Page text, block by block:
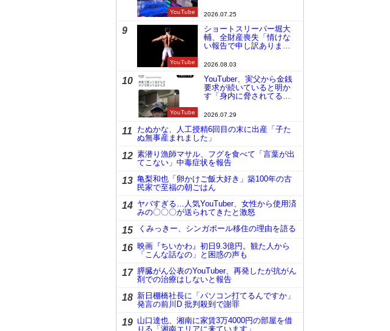
YouTube 2026.07.25
9
YouTube
ショートスリーパー堀大
輔、全財産喪失「情けな
い報告で申し訳ありませ
2026.08.03
10
YouTube
YouTuber、実父から金銭
要求が続いていると明か
す「身内に脅されてる
2026.07.29
11
たぬかな、人工授精6回目の末に出産「子た
ぬ無事産まれました」
12 素潜り漁師マサル、フグを食べて「言葉が出
てこない」中毒症状を報告
13 亀梨和也「卵かけご飯大好き」築100年の古
民家で至福の朝ごはん
14 ヤバすぎる…人気YouTuber、女性から使用済
みの〇〇〇が送られてきたと激怒
15 くみっきー、シンガポール移住の理由を語る
16 映画『ちいかわ』初日9.3億円。観た人から
「こんな話なの」と困惑の声も
17 膵臓がん公表のYouTuber、再発したが抗がん
剤での治療はしないと報告
18 新日棚橋社長に「パソコン打てるんですか」
発言の前川D 批判殺到で謝罪
19 山口達也、湘南に家賃3万4000円の部屋を借
りる「湘南エリアに来ています」